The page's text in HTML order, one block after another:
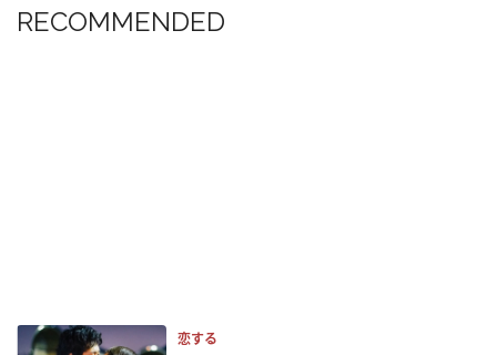
RECOMMENDED
恋する